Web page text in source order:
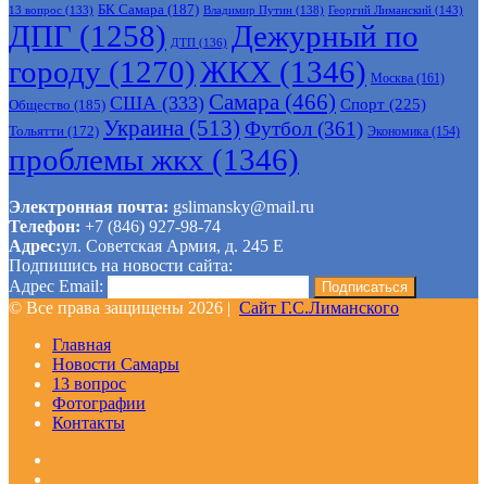
13 вопрос (133) БК Самара (187) Владимир Путин (138) Георгий Лиманский (143)
ДПГ (1258) ДТП (136) Дежурный по
городу (1270)ЖКХ (1346) Москва (161)
Общество (185) США (333) Самара (466) Спорт (225)
Тольятти (172) Украина (513) Футбол (361) Экономика (154)
проблемы жкх (1346)
Электронная почта: gslimansky@mail.ru
Телефон: +7 (846) 927-98-74
Адрес:ул. Советская Армия, д. 245 Е
Подпишись на новости сайта:
Адрес Email:
© Все права защищены 2026 | Сайт Г.С.Лиманского
Главная
Новости Самары
13 вопрос
Фотографии
Контакты